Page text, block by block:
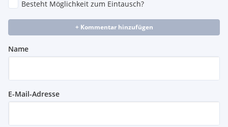
Besteht Möglichkeit zum Eintausch?
+ Kommentar hinzufügen
Name
E-Mail-Adresse